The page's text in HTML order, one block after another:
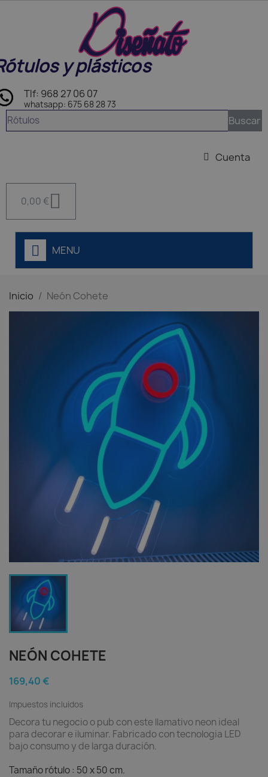
y plásticos
Tlf: 968 27 06 07
whatsapp: 675 68 28 73
Buscar
Cuenta
0,00 €
MENU
Inicio Neón Cohete
NEÓN COHETE
169,40 €
Impuestos incluidos
Decora tu negocio o pub con este llamativo neon ideal
para decorar e iluminar. Fabricado con tecnologia LED
bajo consumo y de larga duración.
Tamaño rótulo : 50 x 50 cm.